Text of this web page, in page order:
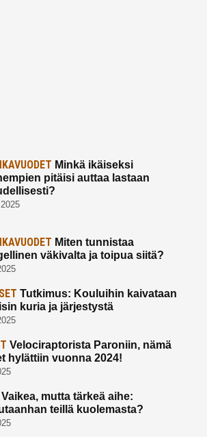
Minkä ikäiseksi
pitäisi auttaa lastaan
Miten tunnistaa
väkivalta ja toipua siitä?
Tutkimus: Kouluihin kaivataan
kuria ja järjestystä
Velociraptorista Paroniin, nämä
hylättiin vuonna 2024!
Vaikea, mutta tärkeä aihe:
teillä kuolemasta?